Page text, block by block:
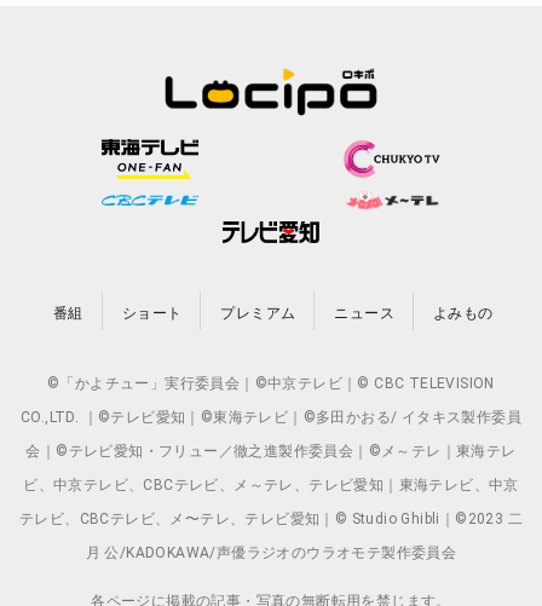
番組 ショート プレミアム ニュース よみもの
©「かよチュー」実行委員会｜©中京テレビ｜© CBC TELEVISION
CO.,LTD. ｜©テレビ愛知｜©東海テレビ｜©多田かおる/ イタキス製作委員
会｜©テレビ愛知・フリュー／徹之進製作委員会｜©メ～テレ｜東海テレ
ビ、中京テレビ、CBCテレビ、メ～テレ、テレビ愛知｜東海テレビ、中京
テレビ、CBCテレビ、メ〜テレ、テレビ愛知｜© Studio Ghibli｜©2023 二
月 公/KADOKAWA/声優ラジオのウラオモテ製作委員会
各ページに掲載の記事・写真の無断転用を禁じます。